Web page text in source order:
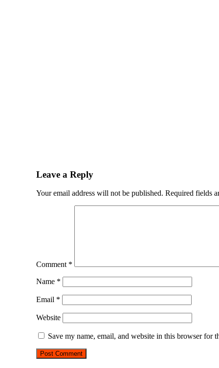
Leave a Reply
Your email address will not be published. Required fields
Comment *
Name *
Email *
Website
Save my name, email, and website in this browser for